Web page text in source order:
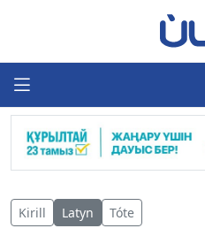
Kirill Latyn Tóte